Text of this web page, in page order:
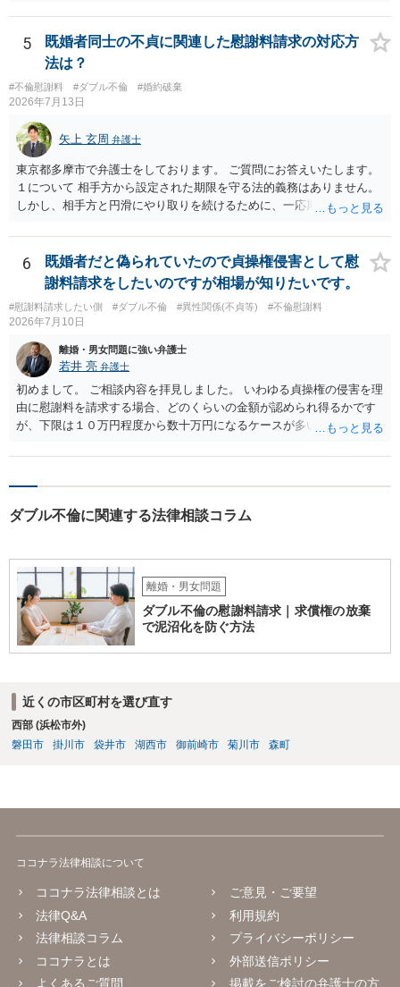
等まで当然に含まれているとは限りません。そのため、追加費用が発
生するかどうかは、まず委任契約書と弁護士の説明を確認した方がよ
いでしょう。 成功報酬についても、契約内容次第です。通常は、実際
に回収できた金額を基準に報酬が発生する契約が多いと思われます
が、「請求額を認めさせた場合」や「和解成立時」など、回収前に報
酬が発生する定めになっている可能性もあります。 依頼している弁護
士に、破産手続への意見申述まで契約内で対応してもらえるのか、追
加費用はかかるか、免責された場合に成功報酬が発生するのか、非免
責債権として争う見込みがあるのかを確認されるとよいと思います。
5
既婚者同士の不貞に関連した慰謝料請求の対応方
法は？
#不倫慰謝料 #ダブル不倫 #婚約破棄
2026年7月13日
矢上 玄周 弁護士
東京都多摩市で弁護士をしております。 ご質問にお答えいたします。
１について 相手方から設定された期限を守る法的義務はありません。
しかし、相手方と円滑にやり取りを続けるために、一応期限を守って
が、期限を守らないのもご不安という場合には、「弁護士に相談して
から連絡するので少々お待ちください」という旨の連絡を入れておく
こともあります。 ２について 求償権の請求と婚約破棄の慰謝料請求
は、法的には別の議論ではありますが、事実上の繋がりがないわけで
はありません。 例えば、既婚者であるにもかかわらず、結婚するとい
うことを匂わせて不貞関係になったというような場合には、求償権の
負担割合が高くなり、婚約破棄の慰謝料も払う必要が生じるという可
能性もないわけではありません。 ただし、法律上重婚は認められてい
ないので、既婚者同士の婚約が成立するかといわれると、成立しない
と判断される可能性の方が高いと思われます。 ３について 和解をする
際には、清算条項という定めを設けることがほとんどです。 清算条項
を定めることによって、「これをもってお互いに今後一切請求しな
い」ことを双方が誓約することになります。 上記はあくまでも一般論
答ができるかと存じます。 弁護士に相談すべき事案かと存じますの
で、お早めにご相談されることをお勧めいたします。
6
既婚者だと偽られていたので貞操権侵害として慰
謝料請求をしたいのですが相場が知りたいです。
#慰謝料請求したい側 #ダブル不倫 #異性関係(不貞等) #不倫慰謝料
2026年7月10日
離婚・男女問題に強い弁護士
若井 亮 弁護士
初めまして。 ご相談内容を拝見しました。 いわゆる貞操権の侵害を理
由に慰謝料を請求する場合、どのくらいの金額が認められ得るかです
が、下限は１０万円程度から数十万円になるケースが多いかと思いま
実の有無など）、結婚を前提とするような交際関係であったかといっ
ダブル不倫に関連する法律相談コラム
離婚・男女問題
ダブル不倫の慰謝料請求｜求償権の放棄
で泥沼化を防ぐ方法
近くの市区町村を選び直す
西部 (浜松市外)
磐田市
掛川市 袋井市 湖西市 御前崎市 菊川市 森町
ココナラ法律相談について
ココナラ法律相談とは
法律Q&A
法律相談コラム
ココナラとは
よくあるご質問
ご意見・ご要望
利用規約
プライバシーポリシー
外部送信ポリシー
掲載をご検討の弁護士の方